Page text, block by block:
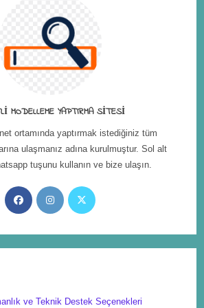
MODELLEME YAPTIRMA SITESI
ortamında yaptırmak istediğiniz tüm
ulaşmanız adına kurulmuştur. Sol alt
tuşunu kullanın ve bize ulaşın.
ve Teknik Destek Seçenekleri